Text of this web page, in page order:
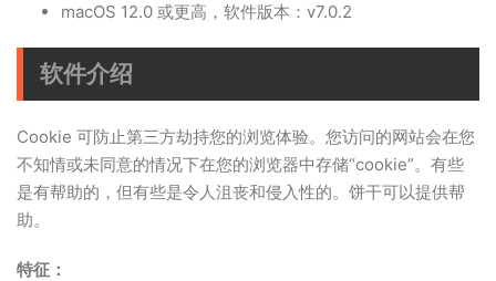
macOS 12.0 或更高，软件版本：v7.0.2
软件介绍
Cookie 可防止第三方劫持您的浏览体验。您访问的网站会在您
不知情或未同意的情况下在您的浏览器中存储“cookie”。有些
是有帮助的，但有些是令人沮丧和侵入性的。饼干可以提供帮
助。
特征：